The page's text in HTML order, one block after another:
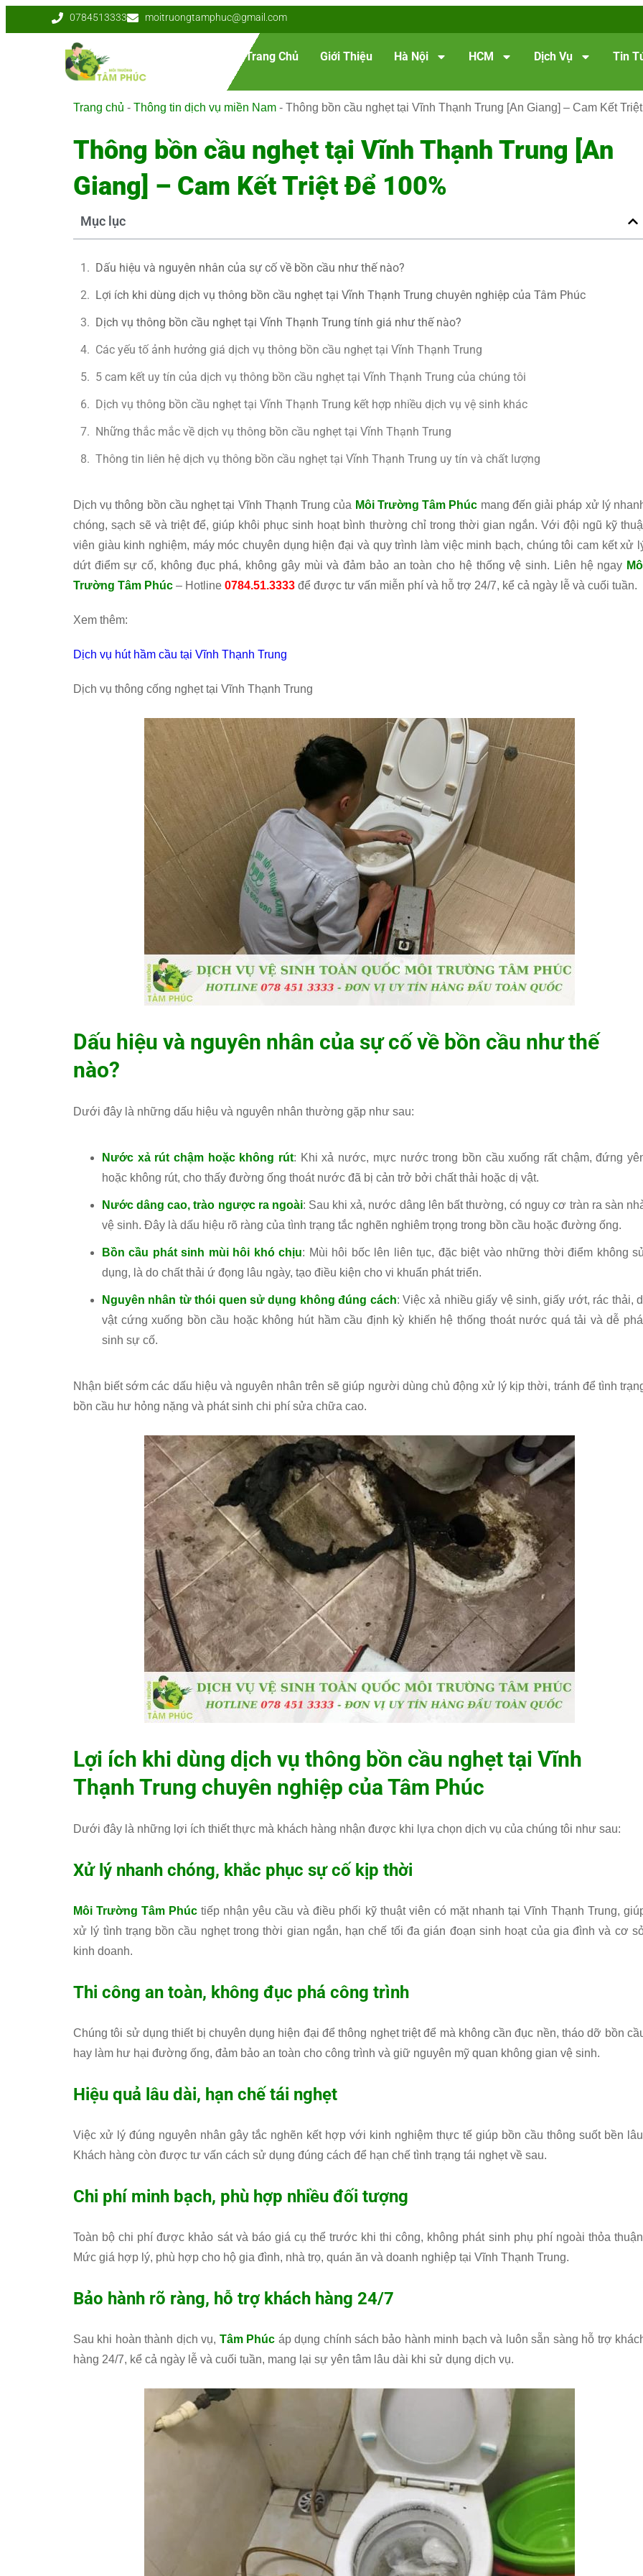
0784513333 moitruongtamphuc@gmail.com
Trang Chủ Giới Thiệu Hà Nội HCM Dịch Vụ Tin
Trang chủ - Thông tin dịch vụ miền Nam - Thông bồn cầu nghẹt tại Vĩnh Thạnh Trung [An Giang] – Cam Kết
Thông bồn cầu nghẹt tại Vĩnh Thạnh Trung [An
Giang] – Cam Kết Triệt Để 100%
Mục lục
Dấu hiệu và nguyên nhân của sự cố về bồn cầu như thế nào?
Lợi ích khi dùng dịch vụ thông bồn cầu nghẹt tại Vĩnh Thạnh Trung chuyên nghiệp của Tâm Phúc
Dịch vụ thông bồn cầu nghẹt tại Vĩnh Thạnh Trung tính giá như thế nào?
Các yếu tố ảnh hưởng giá dịch vụ thông bồn cầu nghẹt tại Vĩnh Thạnh Trung
5 cam kết uy tín của dịch vụ thông bồn cầu nghẹt tại Vĩnh Thạnh Trung của chúng tôi
Dịch vụ thông bồn cầu nghẹt tại Vĩnh Thạnh Trung kết hợp nhiều dịch vụ vệ sinh khác
Những thắc mắc về dịch vụ thông bồn cầu nghẹt tại Vĩnh Thạnh Trung
Thông tin liên hệ dịch vụ thông bồn cầu nghẹt tại Vĩnh Thạnh Trung uy tín và chất lượng
Dịch vụ thông bồn cầu nghẹt tại Vĩnh Thạnh Trung của Môi Trường Tâm Phúc mang đến giải pháp xử lý
chóng, sạch sẽ và triệt để, giúp khôi phục sinh hoạt bình thường chỉ trong thời gian ngắn. Với đội ngũ kỹ
viên giàu kinh nghiệm, máy móc chuyên dụng hiện đại và quy trình làm việc minh bạch, chúng tôi cam kết xử
dứt điểm sự cố, không đục phá, không gây mùi và đảm bảo an toàn cho hệ thống vệ sinh. Liên hệ ngay
Trường Tâm Phúc – Hotline 0784.51.3333 để được tư vấn miễn phí và hỗ trợ 24/7, kể cả ngày lễ và cuối tuần.
Xem thêm:
Dịch vụ hút hầm cầu tại Vĩnh Thạnh Trung
Dịch vụ thông cống nghẹt tại Vĩnh Thạnh Trung
Dấu hiệu và nguyên nhân của sự cố về bồn cầu như thế
nào?
Dưới đây là những dấu hiệu và nguyên nhân thường gặp như sau:
Nước xả rút chậm hoặc không rút: Khi xả nước, mực nước trong bồn cầu xuống rất chậm, đứng
hoặc không rút, cho thấy đường ống thoát nước đã bị cản trở bởi chất thải hoặc dị vật.
Nước dâng cao, trào ngược ra ngoài: Sau khi xả, nước dâng lên bất thường, có nguy cơ tràn ra sàn
vệ sinh. Đây là dấu hiệu rõ ràng của tình trạng tắc nghẽn nghiêm trọng trong bồn cầu hoặc đường ống.
Bồn cầu phát sinh mùi hôi khó chịu: Mùi hôi bốc lên liên tục, đặc biệt vào những thời điểm không
dụng, là do chất thải ứ đọng lâu ngày, tạo điều kiện cho vi khuẩn phát triển.
Nguyên nhân từ thói quen sử dụng không đúng cách: Việc xả nhiều giấy vệ sinh, giấy ướt, rác thải,
vật cứng xuống bồn cầu hoặc không hút hầm cầu định kỳ khiến hệ thống thoát nước quá tải và dễ
sinh sự cố.
Nhận biết sớm các dấu hiệu và nguyên nhân trên sẽ giúp người dùng chủ động xử lý kịp thời, tránh để tình
bồn cầu hư hỏng nặng và phát sinh chi phí sửa chữa cao.
Lợi ích khi dùng dịch vụ thông bồn cầu nghẹt tại Vĩnh
Thạnh Trung chuyên nghiệp của Tâm Phúc
Dưới đây là những lợi ích thiết thực mà khách hàng nhận được khi lựa chọn dịch vụ của chúng tôi như sau:
Xử lý nhanh chóng, khắc phục sự cố kịp thời
Môi Trường Tâm Phúc tiếp nhận yêu cầu và điều phối kỹ thuật viên có mặt nhanh tại Vĩnh Thạnh Trung,
xử lý tình trạng bồn cầu nghẹt trong thời gian ngắn, hạn chế tối đa gián đoạn sinh hoạt của gia đình và cơ
kinh doanh.
Thi công an toàn, không đục phá công trình
Chúng tôi sử dụng thiết bị chuyên dụng hiện đại để thông nghẹt triệt để mà không cần đục nền, tháo dỡ bồn
hay làm hư hại đường ống, đảm bảo an toàn cho công trình và giữ nguyên mỹ quan không gian vệ sinh.
Hiệu quả lâu dài, hạn chế tái nghẹt
Việc xử lý đúng nguyên nhân gây tắc nghẽn kết hợp với kinh nghiệm thực tế giúp bồn cầu thông suốt bền
Khách hàng còn được tư vấn cách sử dụng đúng cách để hạn chế tình trạng tái nghẹt về sau.
Chi phí minh bạch, phù hợp nhiều đối tượng
Toàn bộ chi phí được khảo sát và báo giá cụ thể trước khi thi công, không phát sinh phụ phí ngoài thỏa
Mức giá hợp lý, phù hợp cho hộ gia đình, nhà trọ, quán ăn và doanh nghiệp tại Vĩnh Thạnh Trung.
Bảo hành rõ ràng, hỗ trợ khách hàng 24/7
Sau khi hoàn thành dịch vụ, Tâm Phúc áp dụng chính sách bảo hành minh bạch và luôn sẵn sàng hỗ trợ
hàng 24/7, kể cả ngày lễ và cuối tuần, mang lại sự yên tâm lâu dài khi sử dụng dịch vụ.